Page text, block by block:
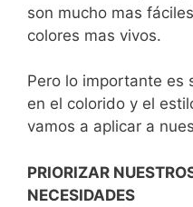
son mucho mas
colores mas vivos.
Pero lo importante es
en el colorido y el
vamos a aplicar a
PRIORIZAR
NECESIDADES